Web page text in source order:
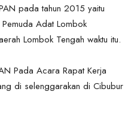
pada tahun 2015 yaitu
Adat Lombok
Lombok Tengah waktu itu.
Pada Acara Rapat Kerja
di selenggarakan di Cibubur